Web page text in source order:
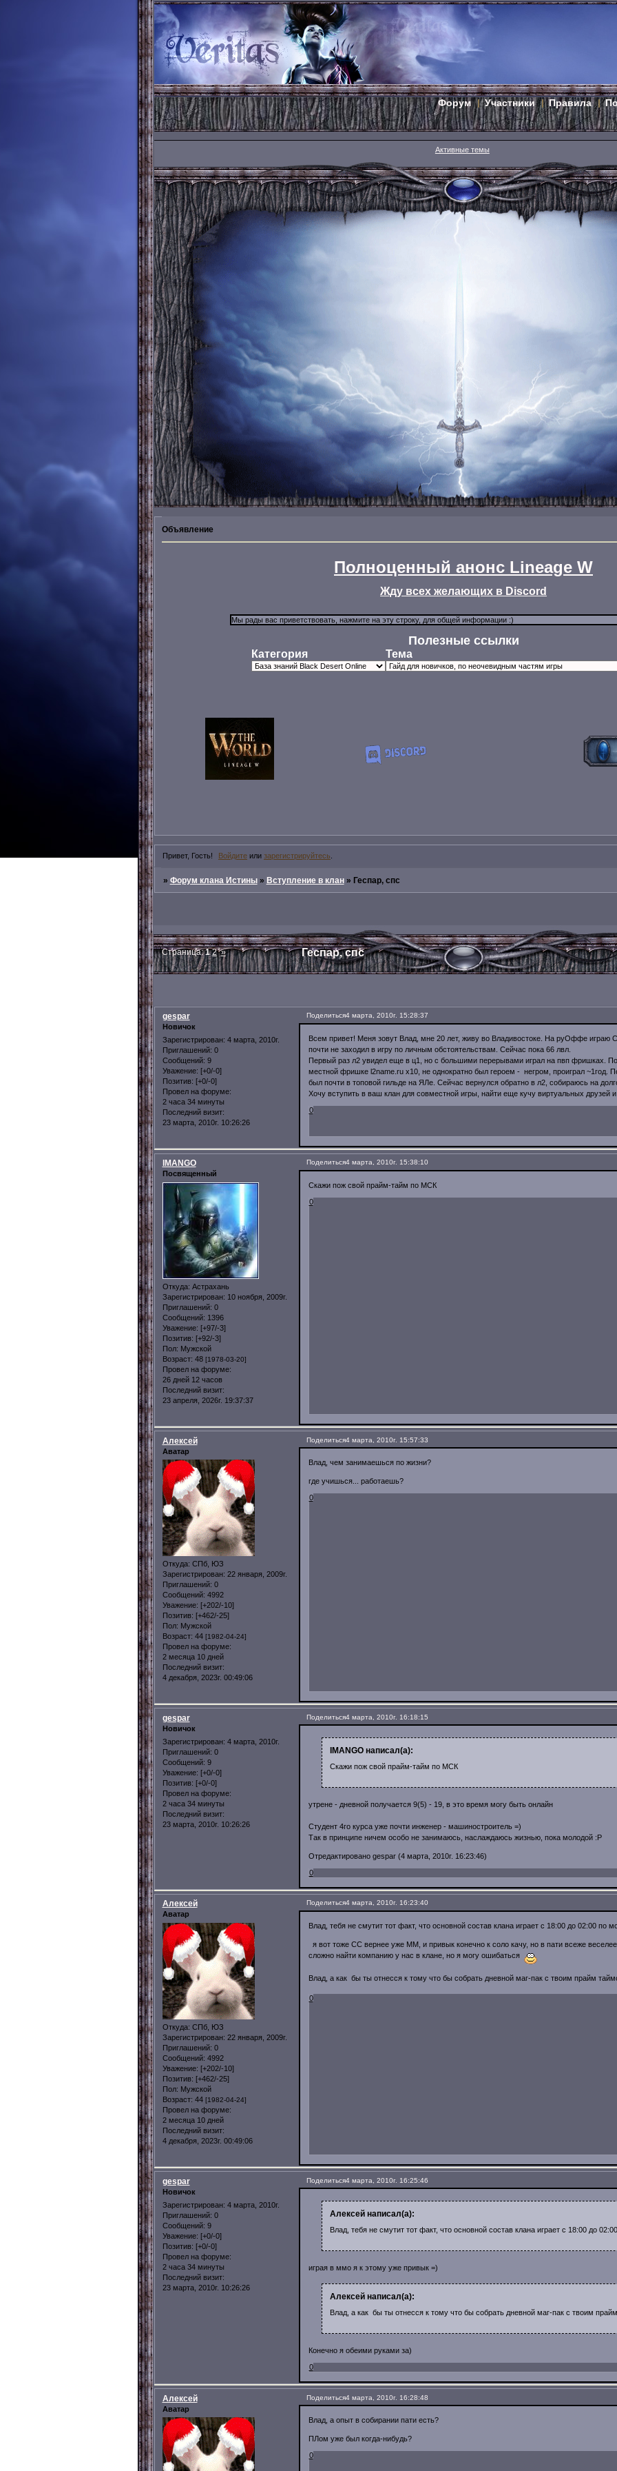
Форум Участники Правила
Активные темы
Объявление
Полноценный анонс Lineage W
Жду всех желающих в Discord
Полезные ссылки
Категория Тема
Привет, Гость! Войдите или зарегистрируйтесь
» Форум клана Истины » Вступление в клан » Геспар, спс
Геспар, спс
Страница:1 2 »
Поделиться4 марта, 2010г. 15:28:37
gespar
Новичок
Зарегистрирован: 4 марта, 2010г.
Приглашений: 0
Сообщений: 9
Уважение: [+0/-0]
Позитив: [+0/-0]
Провел на форуме:
2 часа 34 минуты
Последний визит:
23 марта, 2010г. 10:26:26
Всем привет! Меня зовут Влад, мне 20 лет, живу во Владивостоке. На руОффе играю
почти не заходил в игру по личным обстоятельствам. Сейчас пока 66 лвл.
Первый раз л2 увидел еще в ц1, но с большими перерывами играл на пвп фришках.
местной фришке l2name.ru х10, не однократно был героем - негром, проиграл ~1год.
был почти в топовой гильде на ЯЛе. Сейчас вернулся обратно в л2, собираюсь на
Хочу вступить в ваш клан для совместной игры, найти еще кучу виртуальных друзей и
0
Поделиться4 марта, 2010г. 15:38:10
IMANGO
Посвященный
Откуда: Астрахань
Зарегистрирован: 10 ноября, 2009г.
Приглашений: 0
Сообщений: 1396
Уважение: [+97/-3]
Позитив: [+92/-3]
Пол: Мужской
Возраст: 48 [1978-03-20]
Провел на форуме:
26 дней 12 часов
Последний визит:
23 апреля, 2026г. 19:37:37
Скажи пож свой прайм-тайм по МСК
0
Поделиться4 марта, 2010г. 15:57:33
Алексей
Аватар
Откуда: СПб, ЮЗ
Зарегистрирован: 22 января, 2009г.
Приглашений: 0
Сообщений: 4992
Уважение: [+202/-10]
Позитив: [+462/-25]
Пол: Мужской
Возраст: 44 [1982-04-24]
Провел на форуме:
2 месяца 10 дней
Последний визит:
4 декабря, 2023г. 00:49:06
Влад, чем занимаешься по жизни?
где учишься... работаешь?
0
Поделиться4 марта, 2010г. 16:18:15
gespar
Новичок
Зарегистрирован: 4 марта, 2010г.
Приглашений: 0
Сообщений: 9
Уважение: [+0/-0]
Позитив: [+0/-0]
Провел на форуме:
2 часа 34 минуты
Последний визит:
23 марта, 2010г. 10:26:26
IMANGO написал(а):
Скажи пож свой прайм-тайм по МСК
утрене - дневной получается 9(5) - 19, в это время могу быть онлайн
Студент 4го курса уже почти инженер - машиностроитель =)
Так в принципе ничем особо не занимаюсь, наслаждаюсь жизнью, пока молодой :Р
Отредактировано gespar (4 марта, 2010г. 16:23:46)
0
Поделиться4 марта, 2010г. 16:23:40
Алексей
Аватар
Откуда: СПб, ЮЗ
Зарегистрирован: 22 января, 2009г.
Приглашений: 0
Сообщений: 4992
Уважение: [+202/-10]
Позитив: [+462/-25]
Пол: Мужской
Возраст: 44 [1982-04-24]
Провел на форуме:
2 месяца 10 дней
Последний визит:
4 декабря, 2023г. 00:49:06
Влад, тебя не смутит тот факт, что основной состав клана играет с 18:00 до 02:00 по
я вот тоже СС вернее уже ММ, и привык конечно к соло качу, но в пати всеже
сложно найти компанию у нас в клане, но я могу ошибаться
Влад, а как бы ты отнесся к тому что бы собрать дневной маг-пак с твоим прайм
0
Поделиться4 марта, 2010г. 16:25:46
gespar
Новичок
Зарегистрирован: 4 марта, 2010г.
Приглашений: 0
Сообщений: 9
Уважение: [+0/-0]
Позитив: [+0/-0]
Провел на форуме:
2 часа 34 минуты
Последний визит:
23 марта, 2010г. 10:26:26
Алексей написал(а):
Влад, тебя не смутит тот факт, что основной состав клана играет с 18:00 до
играя в ммо я к этому уже привык =)
Алексей написал(а):
Влад, а как бы ты отнесся к тому что бы собрать дневной маг-пак с твоим
Конечно я обеими руками за)
0
Поделиться4 марта, 2010г. 16:28:48
Алексей
Аватар
Влад, а опыт в собирании пати есть?
ПЛом уже был когда-нибудь?
0